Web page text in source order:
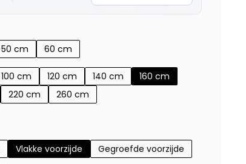
50 cm 60 cm
100 cm 120 cm 140 cm
160 cm
220 cm 260 cm
Vlakke voorzijde Gegroefde voorzijde